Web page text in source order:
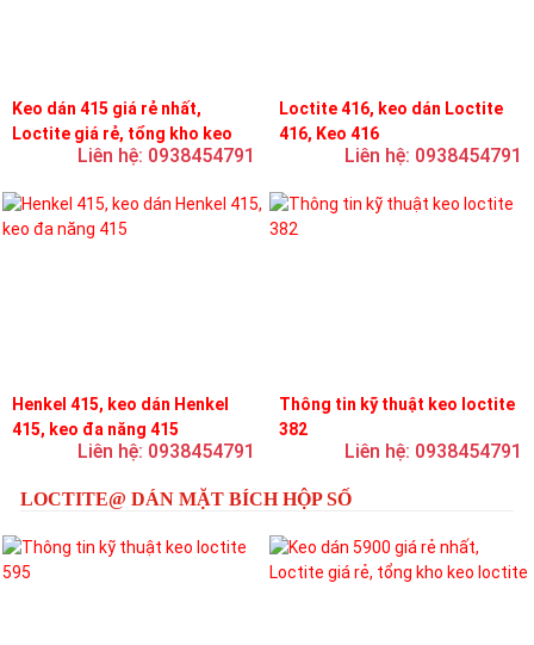
Keo dán 415 giá rẻ nhất,
Loctite giá rẻ, tổng kho keo
Liên hệ: 0938454791
Loctite 416, keo dán Loctite
416, Keo 416
Liên hệ: 0938454791
Henkel 415, keo dán Henkel
415, keo đa năng 415
Liên hệ: 0938454791
Thông tin kỹ thuật keo loctite
382
Liên hệ: 0938454791
LOCTITE@ DÁN MẶT BÍCH HỘP SỐ